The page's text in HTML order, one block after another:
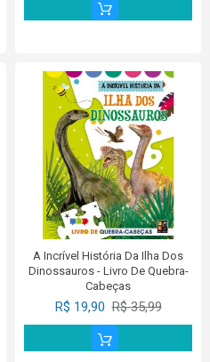
A Incrível História Da Ilha Dos
Dinossauros - Livro De Quebra-
Cabeças
R$ 19,90 R$ 35,99